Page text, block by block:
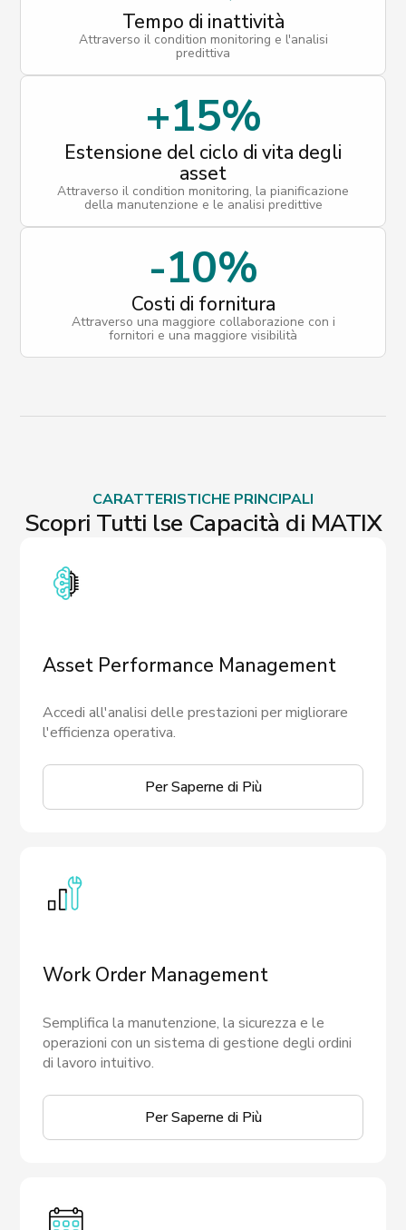
Tempo di inattività
Attraverso il condition monitoring e l'analisi
predittiva
+15%
Estensione del ciclo di vita degli
asset
Attraverso il condition monitoring, la pianificazione
della manutenzione e le analisi predittive
-10%
Costi di fornitura
Attraverso una maggiore collaborazione con i
fornitori e una maggiore visibilità
CARATTERISTICHE PRINCIPALI
Scopri Tutti lse Capacità di MATIX
Asset Performance Management
Accedi all'analisi delle prestazioni per migliorare
l'efficienza operativa.
Per Saperne di Più
Work Order Management
Semplifica la manutenzione, la sicurezza e le
operazioni con un sistema di gestione degli ordini
di lavoro intuitivo.
Per Saperne di Più